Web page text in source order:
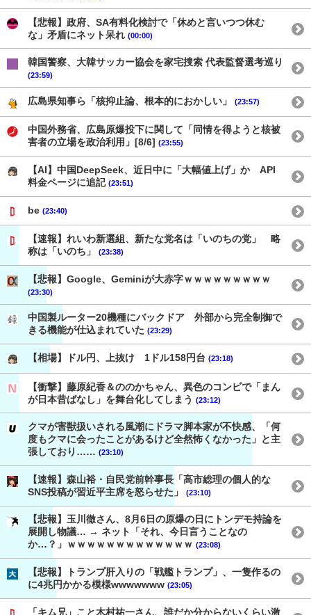
【悲報】政府、SA有料化検討で「休めと言いつつ休む
な」矛盾にネット呆れ (00:00)
韓国警察、大韓サッカー協会を家宅捜索 代表監督選考巡り
(23:59)
広島県知事ら「核抑止論、根本的におかしい」 (23:57)
中国外務省、広島原爆投下に関して「同情を得ようと核被
害者の立場を政治利用」[8/6] (23:55)
【AI】中国DeepSeek、近日中に「大幅値上げ」か API
料金ページに追記 (23:51)
be (23:40)
【速報】れいわ新選組、新たな党名は「いのちの党」 略
称は「いのち」
(23:38)
【悲報】Google、Geminiが大赤字ｗｗｗｗｗｗｗｗｗ
(23:30)
中国製ルーター20機種にバックドア 外部から完全制御で
きる機能が仕込まれていた (23:29)
【相場】ドル円、上抜け 1ドル158円台 (23:18)
【衝撃】藤原紀香＆ののかちゃん、異色のコンビで「まん
が日本昔ばなし」を舞台化してしまう (23:12)
クマが害獣扱いされる風潮にドラマ脚本家が不快感、「何
度もクマに会ったことがあるけど全然怖くなかった」と主
張しており…… (23:10)
【速報】森山裕・自民党前幹事長「高市総理の個人的な
SNS投稿が習近平主席を怒らせた」
(23:10)
【悲報】玉川徹さん、8月6日の原爆の日にトンデモ持論を
展開し物議… → ネット「それ、今日言うことなの
か…？」ｗｗｗｗｗｗｗｗｗｗｗｗｗ (23:08)
【悲報】トランプ肝入りの「戦艦トランプ」、一隻作るの
に4兆円かかる模様wwwwwww (23:05)
「キム兄」こと木村祐一さん、誰だか分からないくらい激